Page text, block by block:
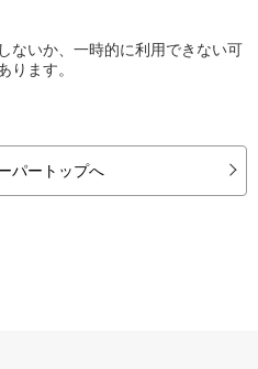
ないか、一時的に利用できない可
ります。
パートップへ